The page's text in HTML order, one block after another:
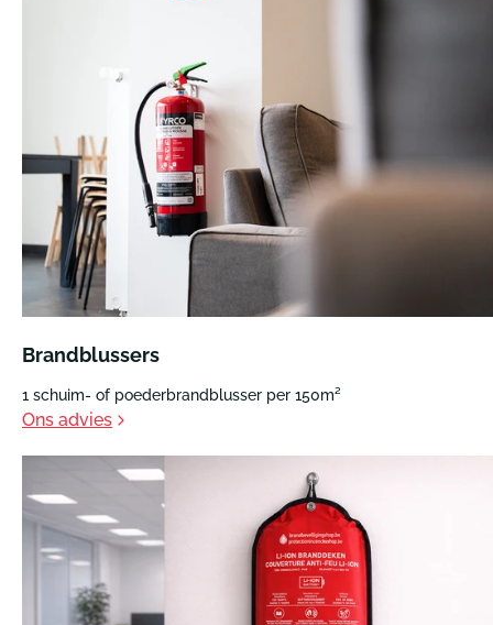
Brandblussers
1 schuim- of poederbrandblusser per 150m²
Ons advies